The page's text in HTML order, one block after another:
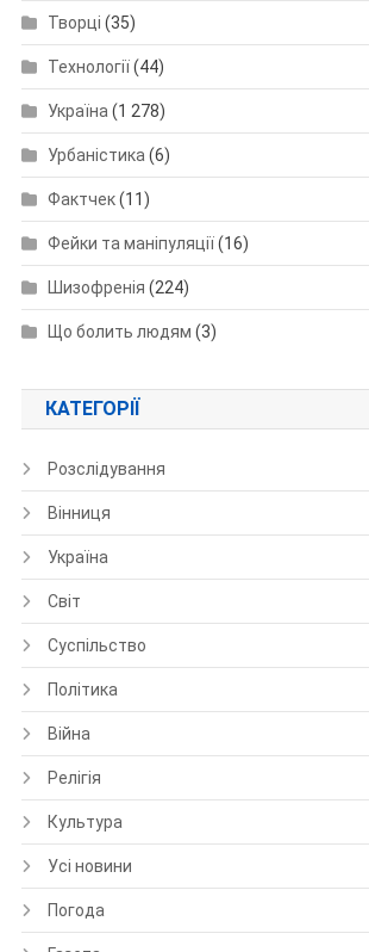
Творці (35)
Технології(44)
Україна(1 278)
Урбаністика(6)
Фактчек(11)
Фейки та маніпуляції(16)
Шизофренія (224)
Що болить людям (3)
КАТЕГОРІЇ
Розслідування
Вінниця
Україна
Світ
Суспільство
Політика
Війна
Релігія
Культура
Усі новини
Погода